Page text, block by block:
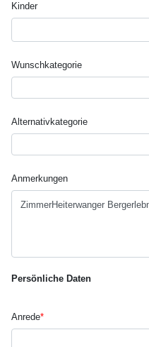
Kinder
Wunsch­kategorie
Alternativ­kategorie
Anmerkungen
Persönliche Daten
Anrede*